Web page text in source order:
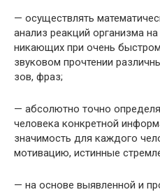
— осуществлять
анализ реакций организма
никающих при очень
звуковом прочтении
зов, фраз;
— абсолютно точно
человека конкретной
значимость для каждого
мотивацию, истинные
— на основе выявленной и